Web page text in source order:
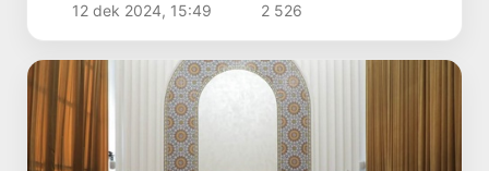
12 dek 2024, 15:49 2 526